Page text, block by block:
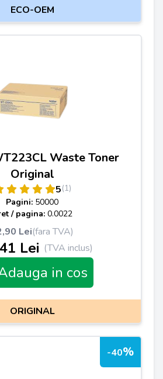
ECO-OEM
Waste Toner
Original
5(1)
Pagini: 50000
/ pagina: 0.0022
Lei(fara TVA)
Lei (TVA inclus)
in cos
ORIGINAL
-40%